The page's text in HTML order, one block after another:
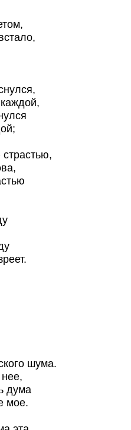
страстью,
шума.
дума
мое.